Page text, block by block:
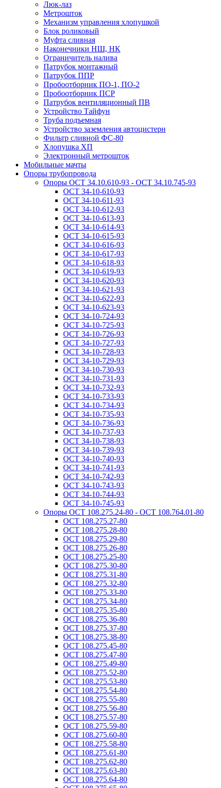
Люк-лаз
Метрошток
Механизм управления хлопушкой
Блок роликовый
Муфта сливная
Наконечники НШ, НК
Ограничитель налива
Патрубок монтажный
Патрубок ППР
Пробоотборник ПО-1, ПО-2
Пробоотборник ПСР
Патрубок вентиляционный ПВ
Устройство Тайфун
Труба подъемная
Устройство заземления автоцистерн
Фильтр сливной ФС-80
Хлопушка ХП
Электронный метрошток
Мобильные мачты
Опоры трубопровода
Опоры ОСТ 34.10.610-93 - ОСТ 34.10.745-93
ОСТ 34-10-610-93
ОСТ 34-10-611-93
ОСТ 34-10-612-93
ОСТ 34-10-613-93
ОСТ 34-10-614-93
ОСТ 34-10-615-93
ОСТ 34-10-616-93
ОСТ 34-10-617-93
ОСТ 34-10-618-93
ОСТ 34-10-619-93
ОСТ 34-10-620-93
ОСТ 34-10-621-93
ОСТ 34-10-622-93
ОСТ 34-10-623-93
ОСТ 34-10-724-93
ОСТ 34-10-725-93
ОСТ 34-10-726-93
ОСТ 34-10-727-93
ОСТ 34-10-728-93
ОСТ 34-10-729-93
ОСТ 34-10-730-93
ОСТ 34-10-731-93
ОСТ 34-10-732-93
ОСТ 34-10-733-93
ОСТ 34-10-734-93
ОСТ 34-10-735-93
ОСТ 34-10-736-93
ОСТ 34-10-737-93
ОСТ 34-10-738-93
ОСТ 34-10-739-93
ОСТ 34-10-740-93
ОСТ 34-10-741-93
ОСТ 34-10-742-93
ОСТ 34-10-743-93
ОСТ 34-10-744-93
ОСТ 34-10-745-93
Опоры ОСТ 108.275.24-80 - ОСТ 108.764.01-80
ОСТ 108.275.27-80
ОСТ 108.275.28-80
ОСТ 108.275.29-80
ОСТ 108.275.26-80
ОСТ 108.275.25-80
ОСТ 108.275.30-80
ОСТ 108.275.31-80
ОСТ 108.275.32-80
ОСТ 108.275.33-80
ОСТ 108.275.34-80
ОСТ 108.275.35-80
ОСТ 108.275.36-80
ОСТ 108.275.37-80
ОСТ 108.275.38-80
ОСТ 108.275.45-80
ОСТ 108.275.47-80
ОСТ 108.275.49-80
ОСТ 108.275.52-80
ОСТ 108.275.53-80
ОСТ 108.275.54-80
ОСТ 108.275.55-80
ОСТ 108.275.56-80
ОСТ 108.275.57-80
ОСТ 108.275.59-80
ОСТ 108.275.60-80
ОСТ 108.275.58-80
ОСТ 108.275.61-80
ОСТ 108.275.62-80
ОСТ 108.275.63-80
ОСТ 108.275.64-80